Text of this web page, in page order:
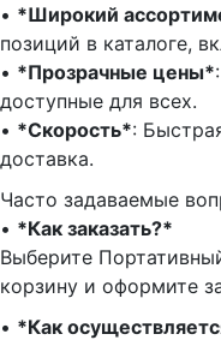
•⁠ ⁠ *Широкий
позиций в каталоге,
•⁠ ⁠ *Прозрачные цены*
доступные для всех.
•⁠ ⁠ *Скорость*:
доставка.
Часто задаваемые
•⁠ ⁠*Как заказать?*
Выберите
корзину и оформите
•⁠ ⁠ *Как